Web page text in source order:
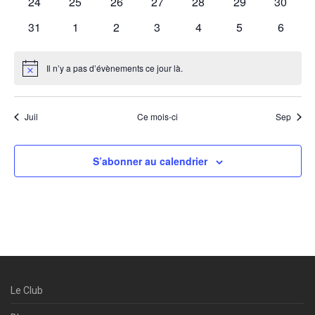
0
31
0
1
0
2
0
3
0
4
0
5
0
6
Notice Il n’y a pas d’évènements ce jour là.
Juil Ce mois-ci Sep
S’abonner au calendrier
Le Club